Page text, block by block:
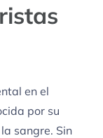
en el
por su
sangre. Sin